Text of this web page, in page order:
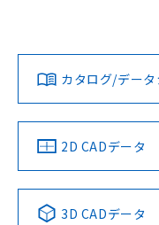
タイムチャート
以上、n: 120mm以上
検出領域
ダウンロードデータを
みください。
ソフトウェアの使用条件
対応済み
中国 RoHS 注意事
LR型式承認
（イギリス
船舶規格）
（
No No
カタログ/デー
2D CADデータ
3D CADデータ